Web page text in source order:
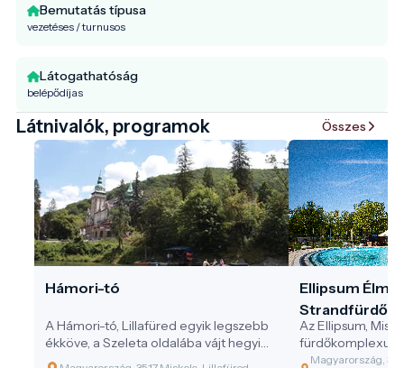
Bemutatás típusa
vezetéses / turnusos
Látogathatóság
belépődíjas
Látnivalók, programok Összes
Hámori-tó
A Hámori-tó, Lillafüred egyik legszebb
ékköve, a Szeleta oldalába vájt hegyi
úton közelíthető meg.
Ellipsum
Strandfürdő
Az Ellipsum,
alakú
Magyarország,